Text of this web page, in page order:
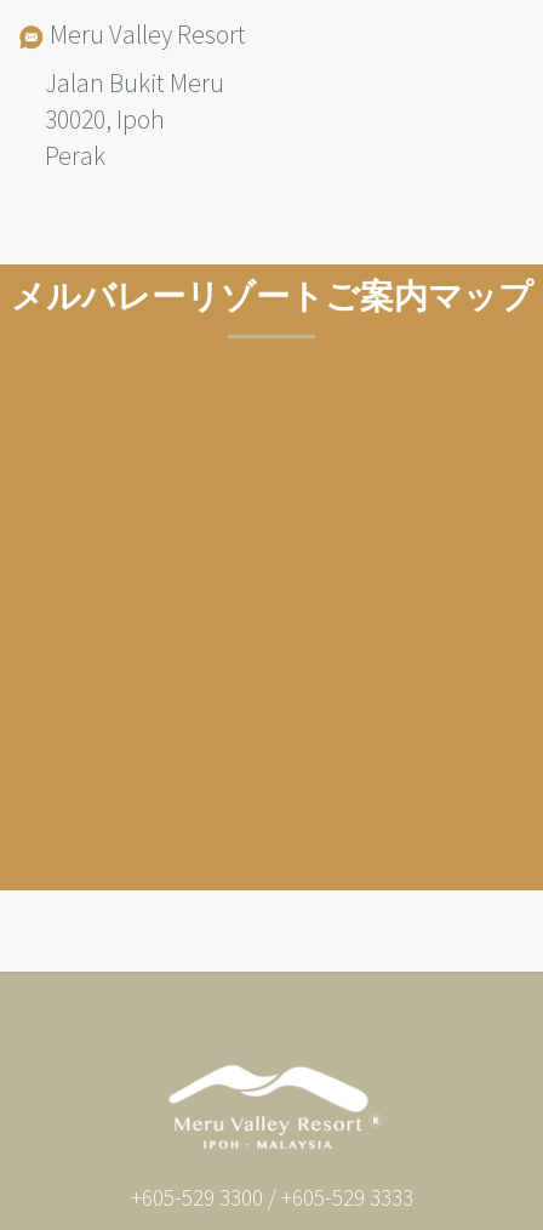
Meru Valley Resort
Jalan Bukit Meru
30020, Ipoh
Perak
メルバレーリゾートご案内マップ
+605-529 3300 / +605-529 3333